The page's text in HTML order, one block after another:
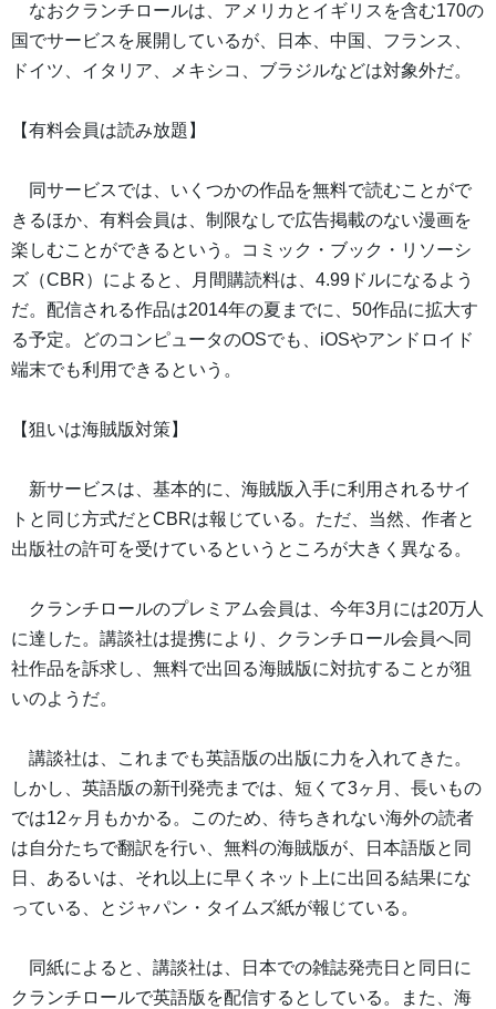
なおクランチロールは、アメリカとイギリスを含む170の
国でサービスを展開しているが、日本、中国、フランス、
ドイツ、イタリア、メキシコ、ブラジルなどは対象外だ。
【有料会員は読み放題】
同サービスでは、いくつかの作品を無料で読むことがで
きるほか、有料会員は、制限なしで広告掲載のない漫画を
楽しむことができるという。コミック・ブック・リソーシ
ズ（CBR）によると、月間購読料は、4.99ドルになるよう
だ。配信される作品は2014年の夏までに、50作品に拡大す
る予定。どのコンピュータのOSでも、iOSやアンドロイド
端末でも利用できるという。
【狙いは海賊版対策】
新サービスは、基本的に、海賊版入手に利用されるサイ
トと同じ方式だとCBRは報じている。ただ、当然、作者と
出版社の許可を受けているというところが大きく異なる。
クランチロールのプレミアム会員は、今年3月には20万人
に達した。講談社は提携により、クランチロール会員へ同
社作品を訴求し、無料で出回る海賊版に対抗することが狙
いのようだ。
講談社は、これまでも英語版の出版に力を入れてきた。
しかし、英語版の新刊発売までは、短くて3ヶ月、長いもの
では12ヶ月もかかる。このため、待ちきれない海外の読者
は自分たちで翻訳を行い、無料の海賊版が、日本語版と同
日、あるいは、それ以上に早くネット上に出回る結果にな
っている、とジャパン・タイムズ紙が報じている。
同紙によると、講談社は、日本での雑誌発売日と同日に
クランチロールで英語版を配信するとしている。また、海